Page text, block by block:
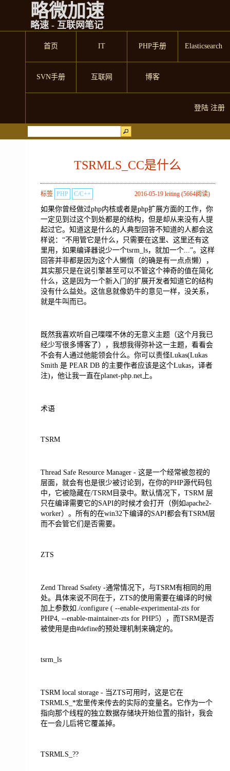
略微加速
略速 - 互联网笔记
首页 IT PHP手册 Elasticsearch
SVN手册 互联网 博客
登陆 注册
TSRMLS_CC是什么
2016-05-19 leiting (5664阅读)
标签 PHP C/C++
如果你曾经做过php内核或者是php扩展方面的工作，你
一定见到过这个到处都是的结构，但是却从来没有人提
起过它。知道这是什么的人典型回答不知道的人都会这
样说：“不用管它是什么，只需要在这里、这里还有这
里用，如果编译器说少一个tsrm_ls，就加一个...”。这样
回答并非都是因为这个人懒惰（的确是有一点点懒），
其实那只是在说引擎甚至可以不管这个神奇的值在简化
什么，这是因为一个新入门的扩展开发者知道它的结构
没有什么益处。这信息就像奶牛的意见一样，没关系，
就是牛叫而已。
既然我喜欢听自己喋喋不休的无意义主题（这个月我已
经少写很多博客了），我想我得弥补这一主题，看看会
不会有人通过他能领会什么。你可以责怪Lukas(Lukas
Smith 是 PEAR DB 的主要作者应该是这个Lukas，译者
注)，他让我一直在planet-php.net上。
术语
TSRM
Thread Safe Resource Manager - 这是一个经常被忽视的
层面，就会有也是很少被讨论到，在你的PHP源代码包
中，它被隐藏在/TSRM目录中。默认情况下，TSRM 层
只在编译需要它的SAPI的时候才会打开（例如apache2-
worker）。所有的在win32下编译的SAPI都会有TSRM层
而不会管它们是否需要。
ZTS
Zend Thread Ssafety -通常情况下，与TSRM有相同的用
处。具体来说不同在于，ZTS的使用需要在编译的时候
加上参数如./configure ( --enable-experimental-zts for
PHP4, --enable-maintainer-zts for PHP5），而TSRM是否
被使用是由#define的预处理机制来确定的。
tsrm_ls
TSRM local storage - 当ZTS可用时，这是它在
TSRMLS_*宏里传来传去的实际的变量名。它作为一个
指向那个线程的独立数据存储块开始位置的指针，我会
在一会儿后将它覆盖掉。
TSRMLS_??